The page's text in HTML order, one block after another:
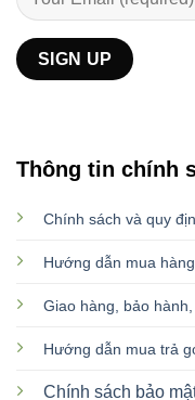
Thông tin chính
Chính sách và quy
Hướng dẫn mua
Giao hàng, bảo
Hướng dẫn mua trả
Chính sách bảo